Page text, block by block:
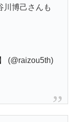
川博己さんも
(@raizou5th)